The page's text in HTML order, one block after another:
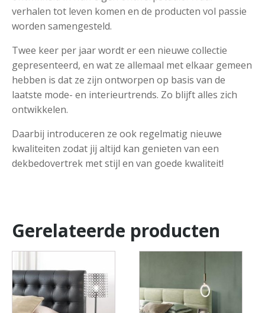
verhalen tot leven komen en de producten vol passie
worden samengesteld.
Twee keer per jaar wordt er een nieuwe collectie
gepresenteerd, en wat ze allemaal met elkaar gemeen
hebben is dat ze zijn ontworpen op basis van de
laatste mode- en interieurtrends. Zo blijft alles zich
ontwikkelen.
Daarbij introduceren ze ook regelmatig nieuwe
kwaliteiten zodat jij altijd kan genieten van een
dekbedovertrek met stijl en van goede kwaliteit!
Gerelateerde producten